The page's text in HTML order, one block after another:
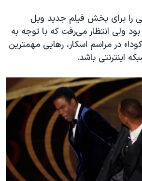
را برای پخش فیلم جدید ویل
ولی انتظار می‌رفت که با توجه به
در مراسم اسکار، رهایی مهمترین